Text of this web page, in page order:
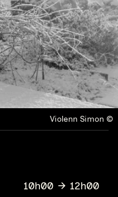
Droits réservés :
Violenn Simon
10h00 12h00